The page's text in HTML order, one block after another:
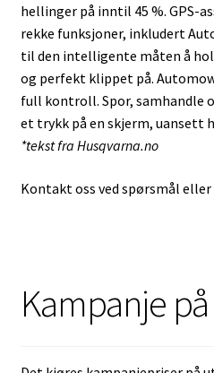
hellinger på inntil 45 %. GPS-
rekke funksjoner, inkludert
til den intelligente måten å
og perfekt klippet på.
full kontroll. Spor, samhandle
et trykk på en skjerm, uansett
*tekst fra Husqvarna.no
Kontakt oss ved spørsmål
Kampanje på